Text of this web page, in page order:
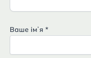
Ваше імʼя *